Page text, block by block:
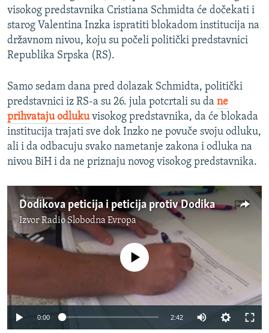
visokog predstavnika Cristiana Schmidta će dočekati i
starog Valentina Inzka ispratiti blokadom institucija na
državnom nivou, koju su počeli politički predstavnici
Republika Srpska (RS).
Samo sedam dana pred dolazak Schmidta, politički
predstavnici iz RS-a su 26. jula potcrtali su da ne
prihvataju odlukuvisokog predstavnika, da će blokada
institucija trajati sve dok Inzko ne povuče svoju odluku,
ali i da odbacuju svako nametanje zakona i odluka na
nivou BiH i da ne priznaju novog visokog predstavnika.
Dodikova peticija i peticija protiv Dodika
IzvorRadio Slobodna Evropa
No media source currently available
0:00 2:42